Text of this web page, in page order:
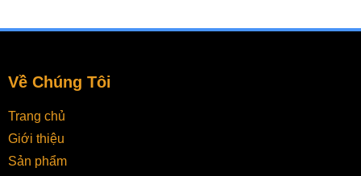
Về Chúng Tôi
Trang chủ
Giới thiệu
Sản phẩm